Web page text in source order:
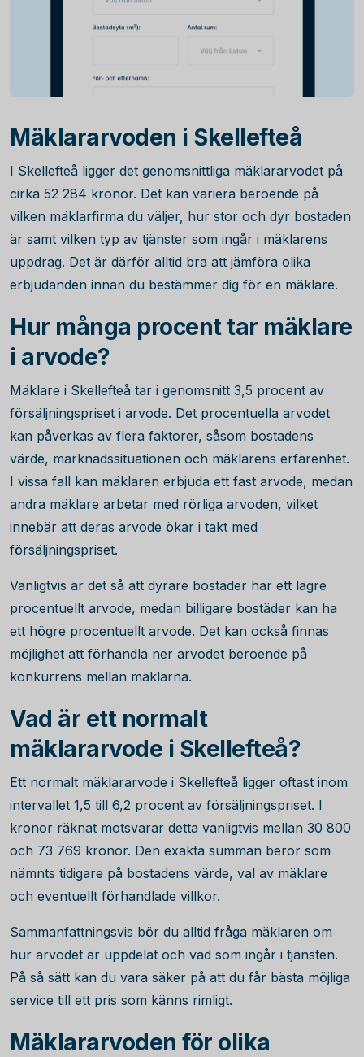
Mäklararvoden i Skellefteå
I Skellefteå ligger det genomsnittliga mäklararvodet på
cirka 52 284 kronor. Det kan variera beroende på
vilken mäklarfirma du väljer, hur stor och dyr bostaden
är samt vilken typ av tjänster som ingår i mäklarens
uppdrag. Det är därför alltid bra att jämföra olika
erbjudanden innan du bestämmer dig för en mäklare.
Hur många procent tar mäklare
i arvode?
Mäklare i Skellefteå tar i genomsnitt 3,5 procent av
försäljningspriset i arvode. Det procentuella arvodet
kan påverkas av flera faktorer, såsom bostadens
värde, marknadssituationen och mäklarens erfarenhet.
I vissa fall kan mäklaren erbjuda ett fast arvode, medan
andra mäklare arbetar med rörliga arvoden, vilket
innebär att deras arvode ökar i takt med
försäljningspriset.
Vanligtvis är det så att dyrare bostäder har ett lägre
procentuellt arvode, medan billigare bostäder kan ha
ett högre procentuellt arvode. Det kan också finnas
möjlighet att förhandla ner arvodet beroende på
konkurrens mellan mäklarna.
Vad är ett normalt
mäklararvode i Skellefteå?
Ett normalt mäklararvode i Skellefteå ligger oftast inom
intervallet 1,5 till 6,2 procent av försäljningspriset. I
kronor räknat motsvarar detta vanligtvis mellan 30 800
och 73 769 kronor. Den exakta summan beror som
nämnts tidigare på bostadens värde, val av mäklare
och eventuellt förhandlade villkor.
Sammanfattningsvis bör du alltid fråga mäklaren om
hur arvodet är uppdelat och vad som ingår i tjänsten.
På så sätt kan du vara säker på att du får bästa möjliga
service till ett pris som känns rimligt.
Mäklararvoden för olika